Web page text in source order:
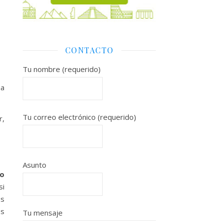
CONTACTO
Tu nombre (requerido)
Tu correo electrónico (requerido)
Asunto
Tu mensaje